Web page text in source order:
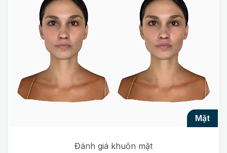
mặt
Đánh giá khuôn mặt